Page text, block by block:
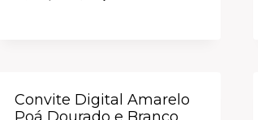
Convite Digital Amarelo